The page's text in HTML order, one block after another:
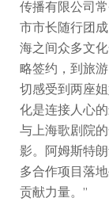
传播有限公司
市市长随行团
海之间众多文
略签约，到旅
切感受到两座
化是连接人心
与上海歌剧院
影。阿姆斯特
多合作项目落
贡献力量。”